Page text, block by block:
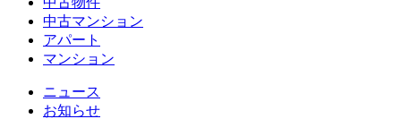
中古マンション
アパート
マンション
ニュース
お知らせ